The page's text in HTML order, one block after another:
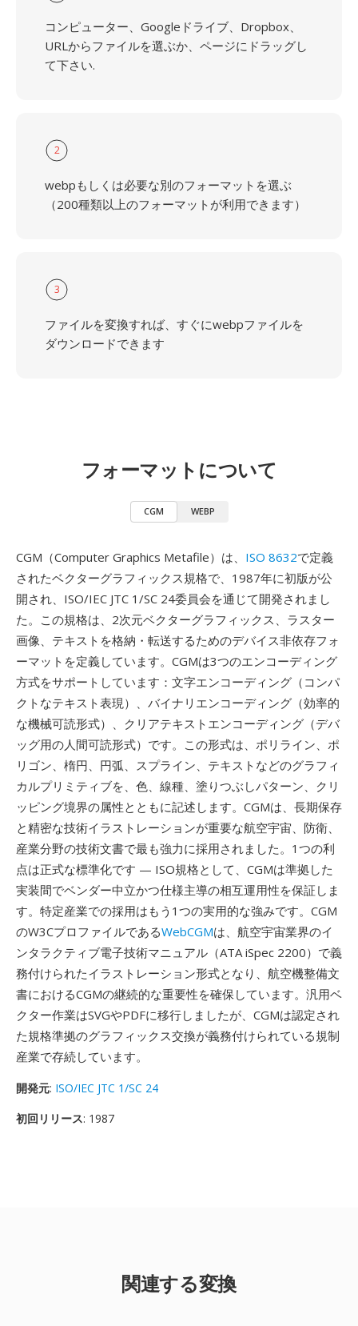
コンピューター、Googleドライブ、Dropbox、
URLからファイルを選ぶか、ページにドラッグし
て下さい.
2
webpもしくは必要な別のフォーマットを選ぶ
（200種類以上のフォーマットが利用できます）
3
ファイルを変換すれば、すぐにwebpファイルを
ダウンロードできます
フォーマットについて
CGM WEBP
CGM（Computer Graphics Metafile）は、 ISO 8632で定義
されたベクターグラフィックス規格で、1987年に初版が公
開され、ISO/IEC JTC 1/SC 24委員会を通じて開発されまし
た。この規格は、2次元ベクターグラフィックス、ラスター
画像、テキストを格納・転送するためのデバイス非依存フォ
ーマットを定義しています。CGMは3つのエンコーディング
方式をサポートしています：文字エンコーディング（コンパ
クトなテキスト表現）、バイナリエンコーディング（効率的
な機械可読形式）、クリアテキストエンコーディング（デバ
ッグ用の人間可読形式）です。この形式は、ポリライン、ポ
リゴン、楕円、円弧、スプライン、テキストなどのグラフィ
カルプリミティブを、色、線種、塗りつぶしパターン、クリ
ッピング境界の属性とともに記述します。CGMは、長期保存
と精密な技術イラストレーションが重要な航空宇宙、防衛、
産業分野の技術文書で最も強力に採用されました。1つの利
点は正式な標準化です — ISO規格として、CGMは準拠した
実装間でベンダー中立かつ仕様主導の相互運用性を保証しま
す。特定産業での採用はもう1つの実用的な強みです。CGM
のW3CプロファイルであるWebCGMは、航空宇宙業界のイ
ンタラクティブ電子技術マニュアル（ATA iSpec 2200）で義
務付けられたイラストレーション形式となり、航空機整備文
書におけるCGMの継続的な重要性を確保しています。汎用ベ
クター作業はSVGやPDFに移行しましたが、CGMは認定され
た規格準拠のグラフィックス交換が義務付けられている規制
産業で存続しています。
開発元: ISO/IEC JTC 1/SC 24
初回リリース: 1987
関連する変換